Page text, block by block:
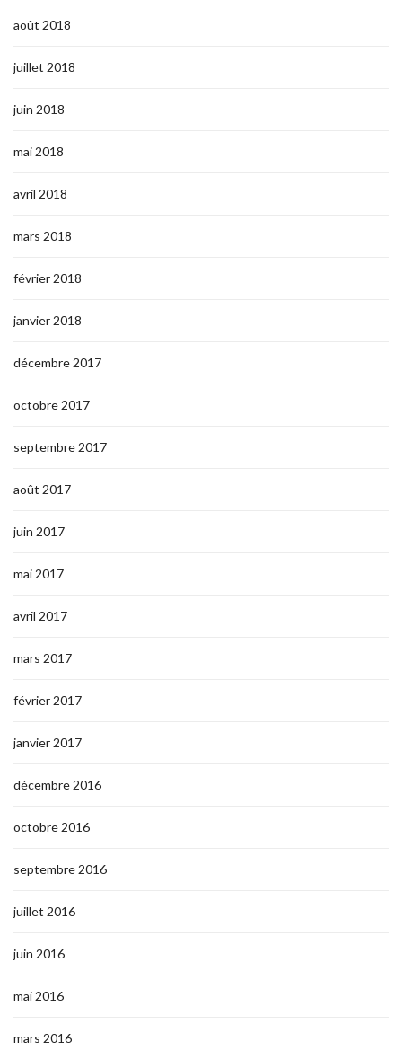
août 2018
juillet 2018
juin 2018
mai 2018
avril 2018
mars 2018
février 2018
janvier 2018
décembre 2017
octobre 2017
septembre 2017
août 2017
juin 2017
mai 2017
avril 2017
mars 2017
février 2017
janvier 2017
décembre 2016
octobre 2016
septembre 2016
juillet 2016
juin 2016
mai 2016
mars 2016